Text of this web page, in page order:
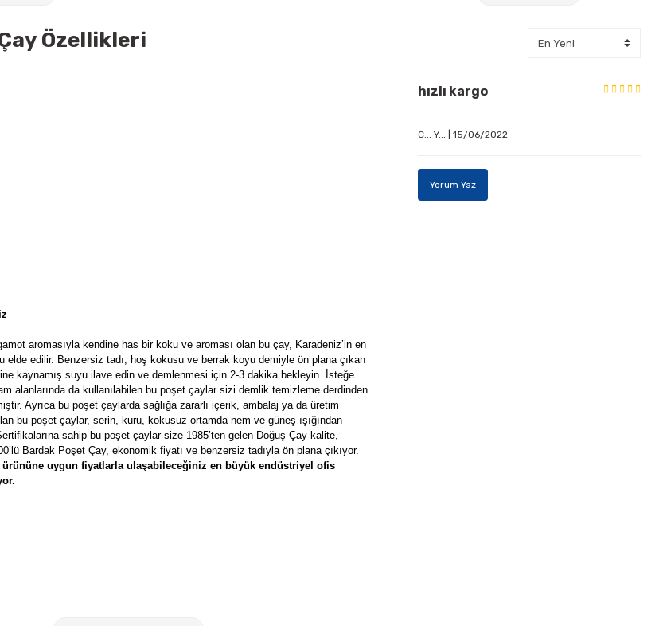
Özellikleri
aromasıyla kendine has bir koku ve aroması olan bu çay, Karadeniz’in en
edilir. Benzersiz tadı, hoş kokusu ve berrak koyu demiyle ön plana çıkan
kaynamış suyu ilave edin ve demlenmesi için 2-3 dakika bekleyin. İsteğe
alanlarında da kullanılabilen bu poşet çaylar sizi demlik temizleme derdinden
Ayrıca bu poşet çaylarda sağlığa zararlı içerik, ambalaj ya da üretim
bu poşet çaylar, serin, kuru, kokusuz ortamda nem ve güneş ışığından
sahip bu poşet çaylar size 1985’ten gelen Doğuş Çay kalite,
Bardak Poşet Çay, ekonomik fiyatı ve benzersiz tadıyla ön plana çıkıyor.
uygun fiyatlarla ulaşabileceğiniz en büyük endüstriyel ofis
hızlı kargo
C... Y... | 15/06/2022
Yorum Yaz